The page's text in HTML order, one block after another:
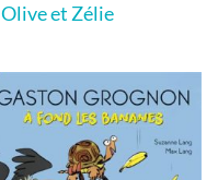
Olive et Zélie